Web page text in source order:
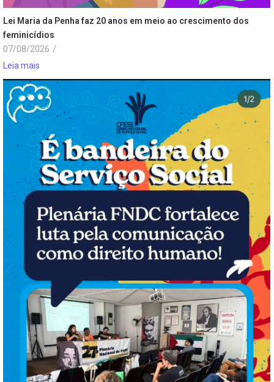
Lei Maria da Penha faz 20 anos em meio ao crescimento dos
feminicídios
07/08/2026 /
Leia mais